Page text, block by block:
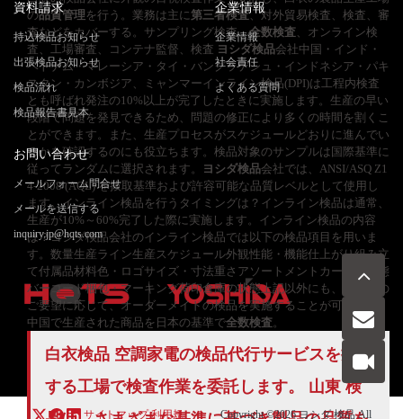
の品質管理 を行う。業務は主に 第三者検査、対外貿易検査、検査、審
査などをカバーする。サンプリング検査、全数検査 、オンライン検
査、工場審査、コンテナ監督、検査 ヨシダ検品会社中国・インド・
ベトナム・マレーシア・タイ・バングラデシュ・インドネシア・パキ
スタン・カンボジア、ミャンマーインライン検品(DPI)は工程内検査
とも呼ばれ発注の10%以上が完了したときに実施します。生産の早い
段階で問題を発見できるため、問題の修正により多くの時間を割くこ
とができます。また、生産プロセスがスケジュールどおりに進んでい
るかを確認するのにも役立ちます。検品対象のサンプルは国際基準に
従ってランダムに選択されます。
ヨシダ検品会社では、ANSI/ASQ Z1
4-2008 (AQL) を抜取基準および許容可能な品質レベルとして使用し
ます。インライン検品を行うタイミングは？インライン検品は通常、
生産が10%～60%完了した際に実施します。インライン検品の内容
は？ヨシダ検品会社のインライン検品では以下の検品項目を用いま
す。数量生産ライン生産スケジュール外観性能・機能仕上がり組み立
て付属品材料色・ロゴサイズ・寸法重さアソートメントカートン状態
バーコード梱包・マーキング荷印倉庫の状態上記以外にも、お客様の
ご要望に応じて、オーダーメイドの検品を実施することが可能です。
中国で生産された商品を日本の基準で全数検査
白衣検品 空調家電の検品代行サービスを提供
する工場で検査作業を委託します。 山東 検
資料請求
持込検品お知らせ
出張検品お知らせ
検品流れ
検品報告書見本
企業情報
企業情報
社会責任
よくある質問
お問い合わせ
メールフォーム問合せ
メールを送信する
inquiry.jp@hqts.com
お電話でのお問い合わせ
050-5840-2657
お問い合わせ
サイトマップ 利用規 Copyright ©2026ヨシダ 検品All